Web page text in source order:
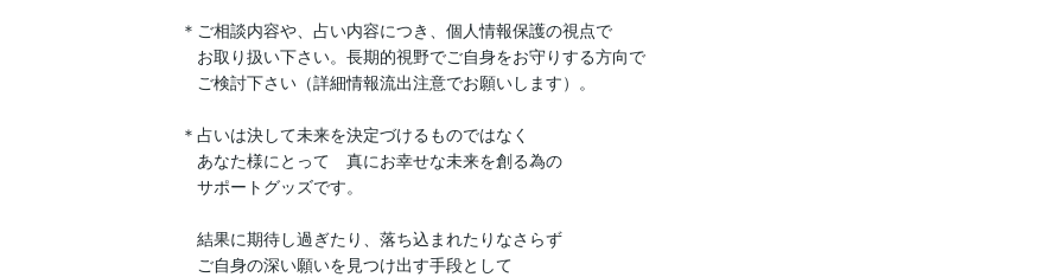
＊ご相談内容や、占い内容につき、個人情報保護の視点で
お取り扱い下さい。長期的視野でご自身をお守りする方向で
ご検討下さい（詳細情報流出注意でお願いします）。
＊占いは決して未来を決定づけるものではなく
あなた様にとって　真にお幸せな未来を創る為の
サポートグッズです。
結果に期待し過ぎたり、落ち込まれたりなさらず
ご自身の深い願いを見つけ出す手段として